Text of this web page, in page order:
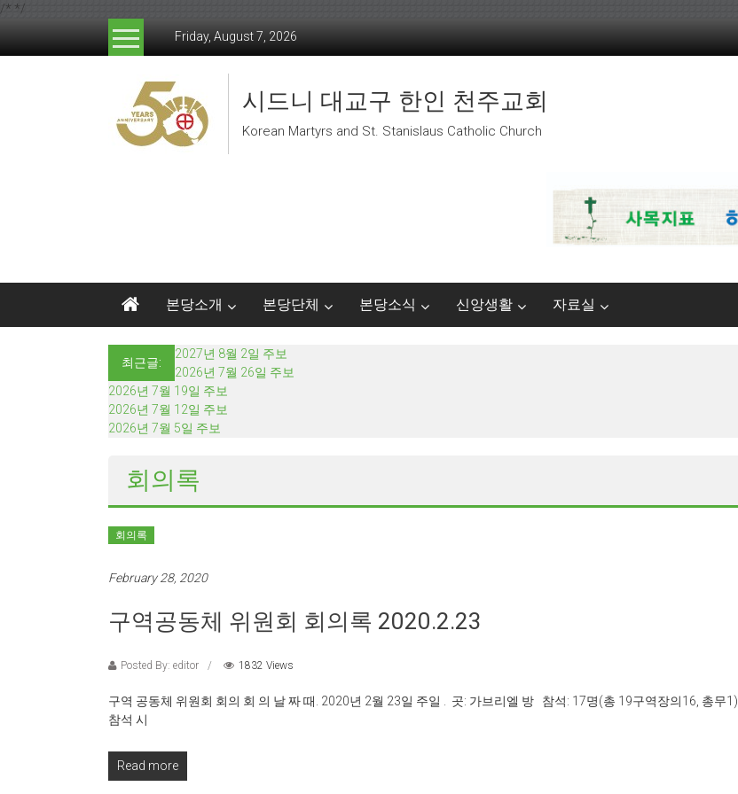
/* */
Friday, August 7, 2026
시드니 대교구 한인 천주교회
Korean Martyrs and St. Stanislaus Catholic Church
본당소개 본당단체 본당소식 신앙생활 자료실
최근글:
2027년 8월 2일 주보
2026년 7월 26일 주보
2026년 7월 19일 주보
2026년 7월 12일 주보
2026년 7월 5일 주보
회의록
회의록
February 28, 2020
구역공동체 위원회 회의록 2020.2.23
Posted By: editor 1832 Views
구역 공동체 위원회 회의 회 의 날 짜 때. 2020년 2월 23일 주일 . 곳: 가브리엘 방 참석: 17명(총 19구역장의16, 총무1)
참석 시
Read more